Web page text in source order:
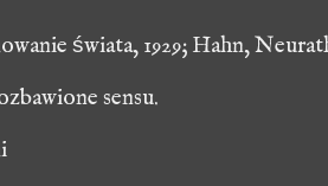
świata, 1929; Hahn,
sensu.